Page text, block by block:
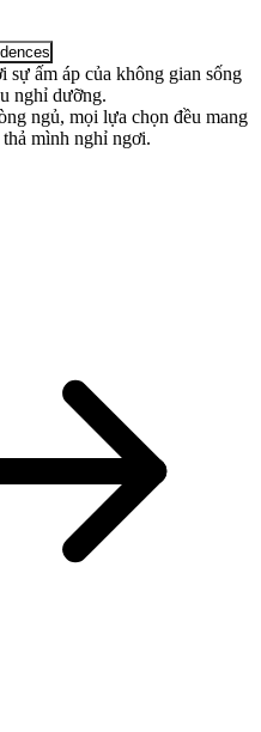
sự ấm áp của không gian sống
nghỉ dưỡng.
ngủ, mọi lựa chọn đều mang
mình nghỉ ngơi.